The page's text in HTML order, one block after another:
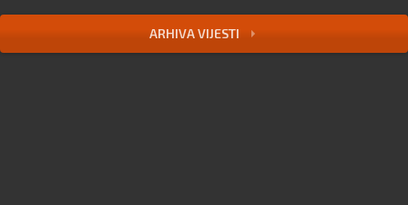
ARHIVA VIJESTI